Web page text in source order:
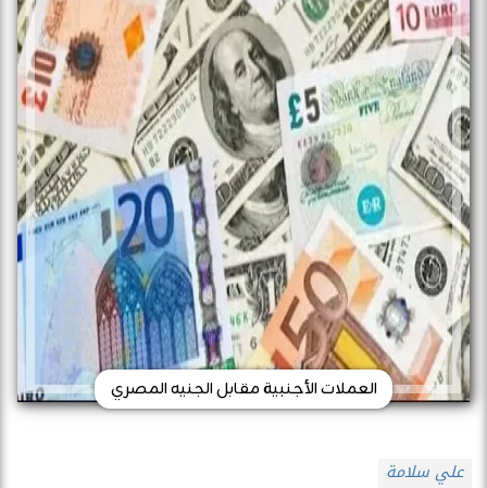
العملات الأجنبية مقابل الجنيه المصري
علي سلامة